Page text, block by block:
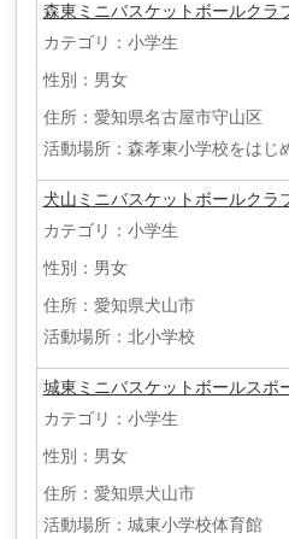
森東ミニバスケットボールクラ
カテゴリ：小学生
性別：男女
住所：愛知県名古屋市守山区
活動場所：森孝東小学校をはじ
犬山ミニバスケットボールクラ
カテゴリ：小学生
性別：男女
住所：愛知県犬山市
活動場所：北小学校
城東ミニバスケットボールスポ
カテゴリ：小学生
性別：男女
住所：愛知県犬山市
活動場所：城東小学校体育館